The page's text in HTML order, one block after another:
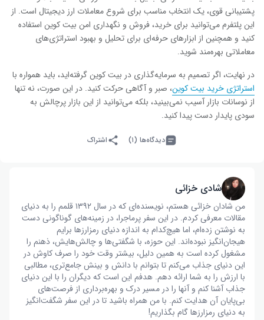
پشتیبانی قوی، یک انتخاب مناسب برای شروع معاملات ارز دیجیتال است. از
این پلتفرم می‌توانید برای خرید، فروش و نگهداری امن بیت کوین استفاده
کنید و همچنین از ابزارهای حرفه‌ای برای تحلیل و بهبود استراتژی‌های
معاملاتی بهره‌مند شوید.
در نهایت، اگر تصمیم به سرمایه‌گذاری در بیت کوین گرفته‌اید، باید همواره با
استراتژی خرید بیت کوین، صبر و آگاهی حرکت کنید. در این صورت، نه تنها
از نوسانات بازار آسیب نمی‌بینید، بلکه می‌توانید از این بازار پرچالش به
سودی پایدار دست پیدا کنید.
دیدگاه‌ها (۱) اشتراک
شادی خزائی
من شادان خزائی هستم، نویسنده‌ای که در سال ۱۳۹۲ قلمم را به دنیای
مقالات معرفی کردم. در این سفر پرماجرا، در زمینه‌های گوناگونی دست
به نوشتن زده‌ام، اما هیچ‌کدام به اندازه دنیای رمزارزها برایم
هیجان‌انگیز نبوده‌اند. این حوزه، با شگفتی‌ها و چالش‌هایش، ذهنم را
مشغول کرده است به همین دلیل، بیشتر وقت خود را صرف کاوش در
این دنیای جذاب می‌کنم تا بتوانم با دانش و بینش جامع‌تری، مطالبی
با ارزش را به شما ارائه دهم. هدفم این است که دیگران را با این دنیای
جذاب آشنا کنم و آنها را در مسیر درک و بهره‌برداری از فرصت‌های
بی‌پایان آن هدایت کنم. با من همراه باشید تا در این سفر شگفت‌انگیز
به دنیای رمزارزها گام بگذاریم!